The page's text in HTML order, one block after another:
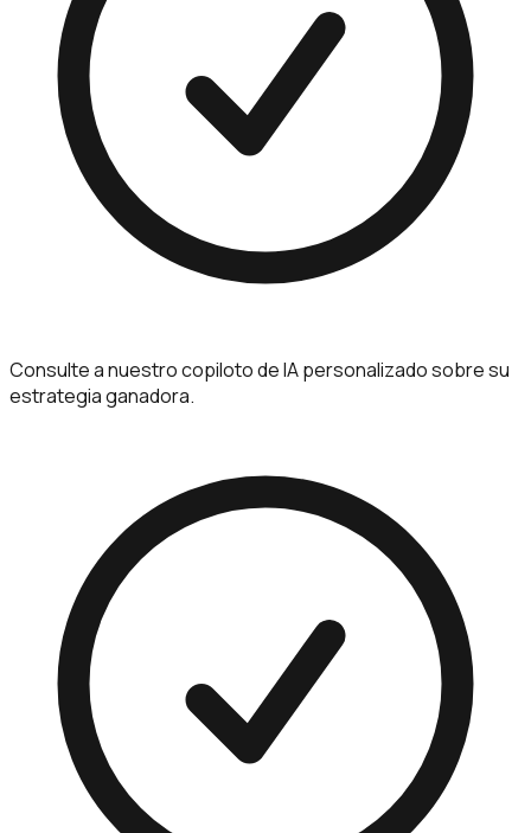
Consulte a nuestro copiloto de IA personalizado sobre su
estrategia ganadora.